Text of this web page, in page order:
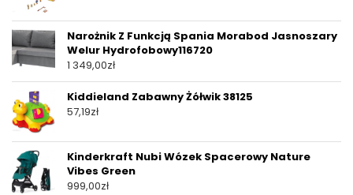
Narożnik Z Funkcją Spania Morabod Jasnoszary
Welur Hydrofobowy116720
1 349,00zł
Kiddieland Zabawny Żółwik 38125
57,19zł
Kinderkraft Nubi Wózek Spacerowy Nature
Vibes Green
999,00zł